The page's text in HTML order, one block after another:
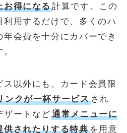
お得になる計算です。この
利用するだけで、多くのハ
会費を十分にカバーでき
ス以外にも、カード会員限
ンクが一杯サービスされ
ザートなど通常メニューに
供されたりする特典を用意